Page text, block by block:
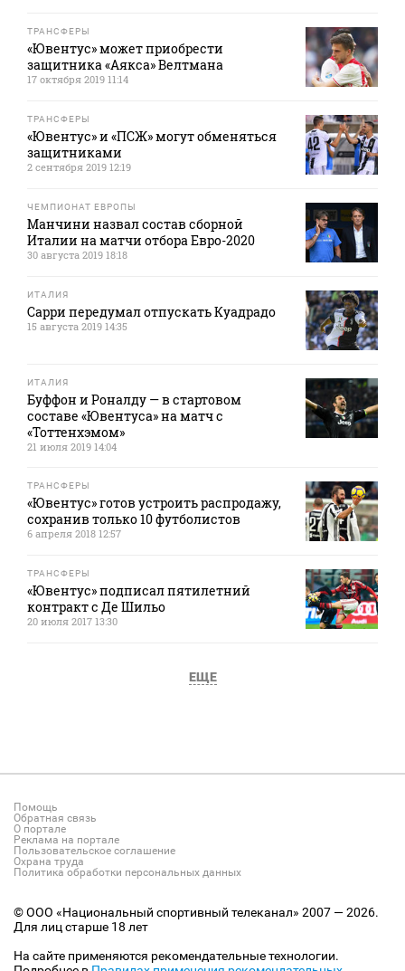
ТРАНСФЕРЫ
«Ювентус» может приобрести
защитника «Аякса» Велтмана
17 октября 2019 11:14
ТРАНСФЕРЫ
«Ювентус» и «ПСЖ» могут обменяться
защитниками
2 сентября 2019 12:19
ЧЕМПИОНАТ ЕВРОПЫ
Манчини назвал состав сборной
Италии на матчи отбора Евро-2020
30 августа 2019 18:18
ИТАЛИЯ
Сарри передумал отпускать Куадрадо
15 августа 2019 14:35
ИТАЛИЯ
Буффон и Роналду — в стартовом
составе «Ювентуса» на матч с
«Тоттенхэмом»
21 июля 2019 14:04
ТРАНСФЕРЫ
«Ювентус» готов устроить распродажу,
сохранив только 10 футболистов
6 апреля 2018 12:57
ТРАНСФЕРЫ
«Ювентус» подписал пятилетний
контракт с Де Шильо
20 июля 2017 13:30
ЕЩЕ
Помощь
Обратная связь
О портале
Реклама на портале
Пользовательское соглашение
Охрана труда
Политика обработки персональных данных
© ООО «Национальный спортивный телеканал» 2007 — 2026.
Для лиц старше 18 лет
На сайте применяются рекомендательные технологии.